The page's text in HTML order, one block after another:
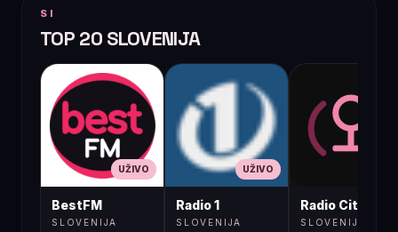
SI
TOP 20 SLOVENIJA
UŽIVO
BestFM
SLOVENIJA
UŽIVO
Radio 1
SLOVENIJA
Radio City
SLOVENIJA